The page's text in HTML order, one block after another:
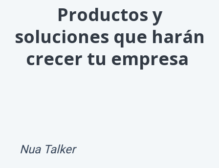
Productos y
soluciones que harán
crecer tu empresa
Nua Talker